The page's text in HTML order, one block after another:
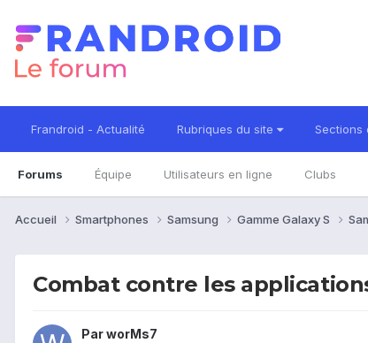
Frandroid - Actualité Rubriques du site Sections
Forums Équipe Utilisateurs en ligne Clubs
Accueil Smartphones Samsung Gamme Galaxy S
Combat contre les
ParworMs7